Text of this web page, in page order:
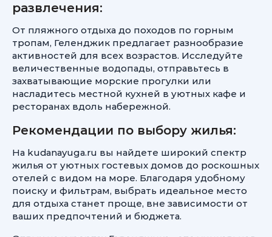
развлечения:
От пляжного отдыха до походов по горным
тропам, Геленджик предлагает разнообразие
активностей для всех возрастов. Исследуйте
величественные водопады, отправьтесь в
захватывающие морские прогулки или
насладитесь местной кухней в уютных кафе и
ресторанах вдоль набережной.
Рекомендации по выбору жилья:
На kudanayuga.ru вы найдете широкий спектр
жилья от уютных гостевых домов до роскошных
отелей с видом на море. Благодаря удобному
поиску и фильтрам, выбрать идеальное место
для отдыха станет проще, вне зависимости от
ваших предпочтений и бюджета.